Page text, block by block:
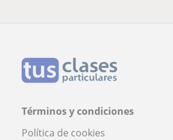
Términos y condiciones
Política de cookies